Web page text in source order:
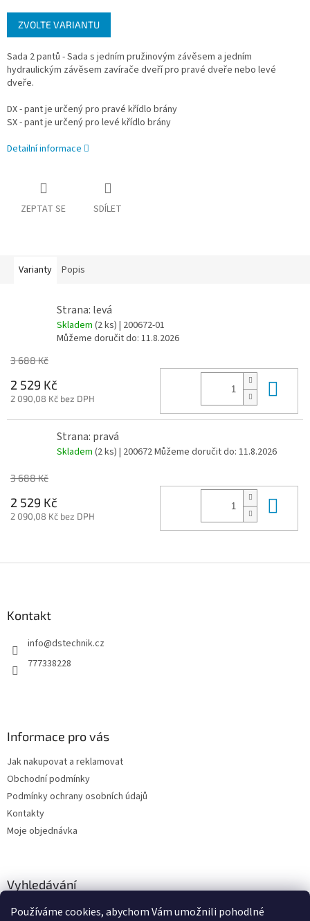
Používáme cookies, abychom Vám umožnili pohodlné
Měrná
cena:
ZVOLTE VARIANTU
Sada 2 pantů - Sada s jedním pružinovým závěsem a jedním
hydraulickým závěsem zavírače dveří pro pravé dveře nebo levé
dveře.
DX - pant je určený pro pravé křídlo brány
SX - pant je určený pro levé křídlo brány
Detailní informace
ZEPTAT SE SDÍLET
Varianty Popis
Strana: levá
Skladem (2 ks) | 200672-01
Můžeme doručit do: 11.8.2026
3 688 Kč
2 529 Kč
2 090,08 Kč bez DPH
Strana: pravá
Skladem (2 ks) | 200672Můžeme doručit do: 11.8.2026
3 688 Kč
2 529 Kč
2 090,08 Kč bez DPH
Kontakt
info@dstechnik.cz
777338228
Informace pro vás
Jak nakupovat a reklamovat
Obchodní podmínky
Podmínky ochrany osobních údajů
Kontakty
Moje objednávka
Vyhledávání